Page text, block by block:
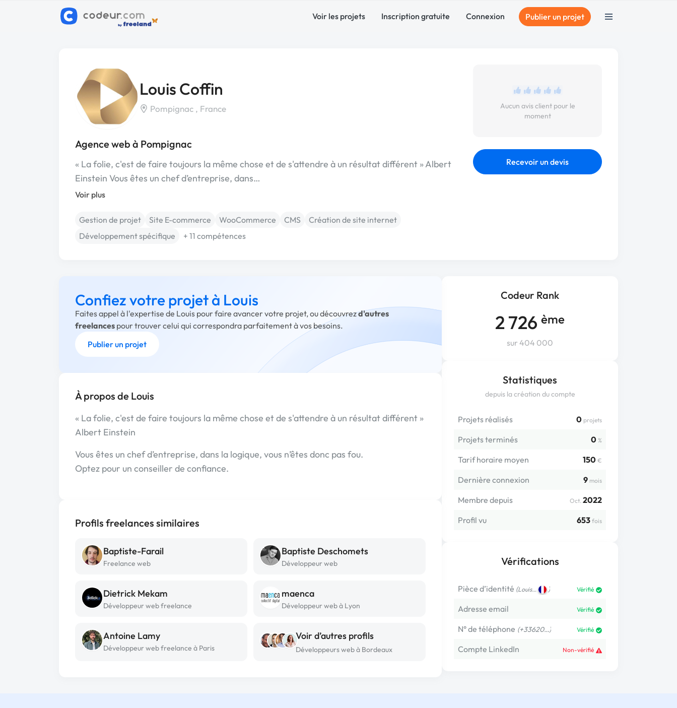
Voir les projets Inscription gratuite Connexion Publier un projet
Louis Coffin
Pompignac , France
Agence web à Pompignac
« La folie, c'est de faire toujours la même chose et de s'attendre à un résultat différent » Albert
Einstein Vous êtes un chef d’entreprise, dans…
Voir plus
Gestion de projet Site E-commerce WooCommerce CMS
Création de site internet
Développement spécifique
+ 11 compétences
Aucun avis client pour le
moment
Recevoir un devis
Codeur Rank
2 726 ème
sur 404 000
Statistiques
depuis la création du compte
Projets réalisés 0 projets
Projets terminés 0 %
Tarif horaire moyen 150 €
Dernière connexion 9 mois
Membre depuis Oct. 2022
Profil vu
653 fois
Vérifications
Pièce d’identité (Louis… ) Vérifié
Adresse email Vérifié
N° de téléphone (+33620…) Vérifié
Compte LinkedIn Non-vérifié
Confiez votre projet à Louis
Faites appel à l'expertise de Louis pour faire avancer votre projet, ou découvrezd'autres
freelances pour trouver celui qui correspondra parfaitement à vos besoins.
Publier un projet
À propos de Louis
« La folie, c'est de faire toujours la même chose et de s'attendre à un résultat différent »
Albert Einstein
Vous êtes un chef d’entreprise, dans la logique, vous n’êtes donc pas fou.
Optez pour un conseiller de confiance.
Profils freelances similaires
Baptiste-Farail
Freelance web
Baptiste Deschomets
Développeur web
Dietrick Mekam
Développeur web freelance
maenca
Développeur web à Lyon
Antoine Lamy
Développeur web freelance à Paris
Voir d’autres profils
Développeurs web à Bordeaux